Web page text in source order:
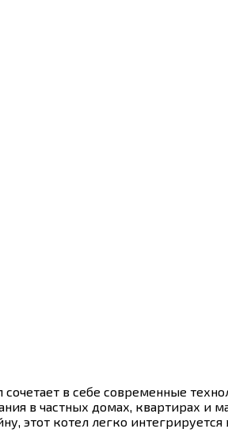
в себе современные
в частных домах, квартирах и
этот котел легко